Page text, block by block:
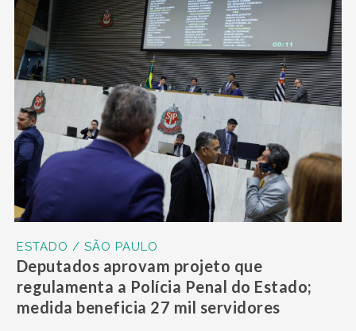
ESTADO / SÃO PAULO
Deputados aprovam projeto que
regulamenta a Polícia Penal do Estado;
medida beneficia 27 mil servidores